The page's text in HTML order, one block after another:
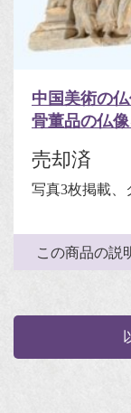
中国美術の
骨董品の仏像
売却済
写真3枚掲載、
この商品の説